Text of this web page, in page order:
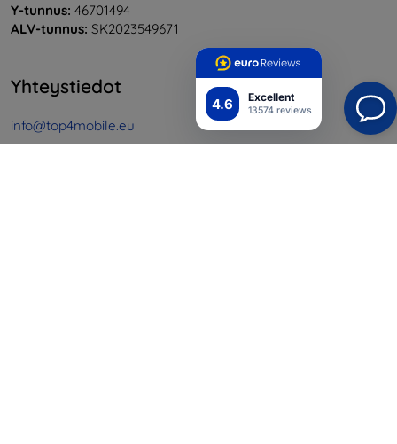
4.6 Excellent
13574 reviews
Y-tunnus: 46701494
ALV-tunnus: SK2023549671
Yhteystiedot
info@top4mobile.eu